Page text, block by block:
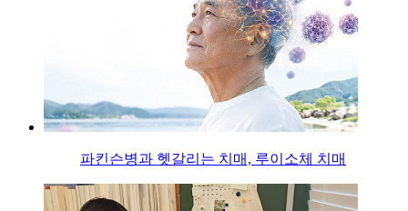
파킨슨병과 헷갈리는 치매, 루이소체 치매